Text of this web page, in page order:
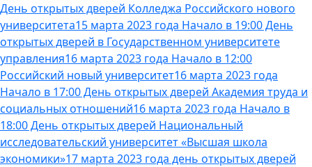
День открытых дверей Колледжа Российского нового
университета15 марта 2023 года Начало в 19:00 День
открытых дверей в Государственном университете
управления16 марта 2023 года Начало в 12:00
Российский новый университет16 марта 2023 года
Начало в 17:00 День открытых дверей Академия труда и
социальных отношений16 марта 2023 года Начало в
18:00 День открытых дверей Национальный
исследовательский университет «Высшая школа
экономики»17 марта 2023 года день открытых дверей